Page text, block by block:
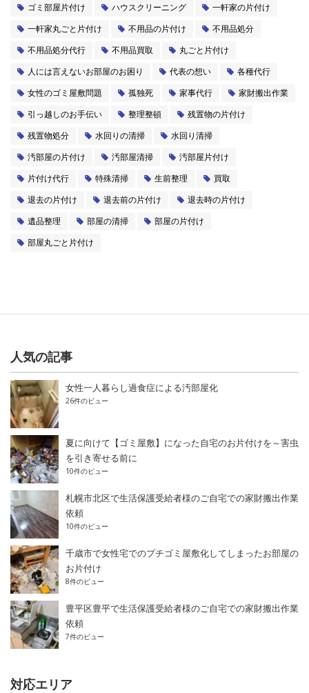
ゴミ部屋片付け
ハウスクリーニング
一軒家の片付け
一軒家丸ごと片付け
不用品の片付け
不用品処分
不用品処分代行
不用品買取
丸ごと片付け
人には言えないお部屋のお困り
代表の想い
各種代行
女性のゴミ屋敷問題
孤独死 家事代行
家財搬出作業
引っ越しのお手伝い
整理整頓
残置物の片付け
残置物処分
水回りの清掃
水回り清掃
汚部屋の片付け
汚部屋清掃
汚部屋片付け
片付け代行
特殊清掃 生前整理
買取
退去の片付け
退去前の片付け
退去時の片付け
遺品整理
部屋の清掃
部屋の片付け
部屋丸ごと片付け
人気の記事
女性一人暮らし過食症による汚部屋化
26件のビュー
夏に向けて【ゴミ屋敷】になった自宅のお片付けを～害虫
を引き寄せる前に
10件のビュー
札幌市北区で生活保護受給者様のご自宅での家財搬出作業
依頼
10件のビュー
千歳市で女性宅でのプチゴミ屋敷化してしまったお部屋の
お片付け
8件のビュー
豊平区豊平で生活保護受給者様のご自宅での家財搬出作業
依頼
7件のビュー
対応エリア